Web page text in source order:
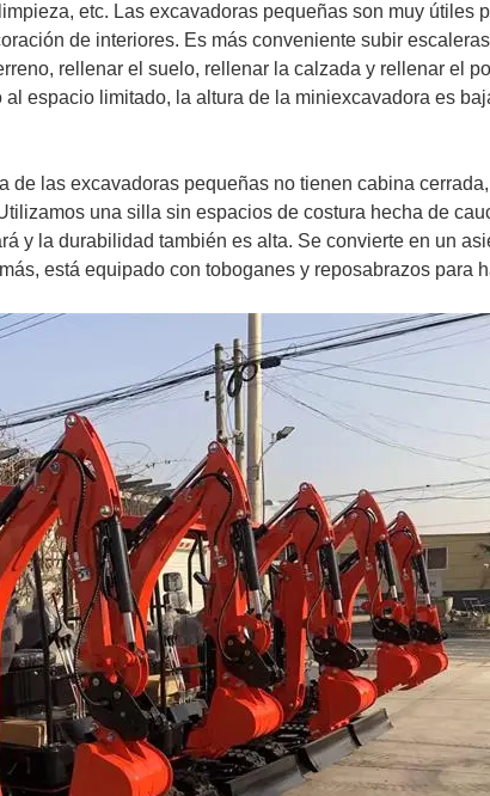
etc. Las excavadoras pequeñas son muy útiles
de interiores. Es más conveniente subir
rellenar el suelo, rellenar la calzada y rellenar el
espacio limitado, la altura de la miniexcavadora es
de las excavadoras pequeñas no tienen cabina
una silla sin espacios de costura hecha de
y la durabilidad también es alta. Se convierte en un
está equipado con toboganes y reposabrazos para